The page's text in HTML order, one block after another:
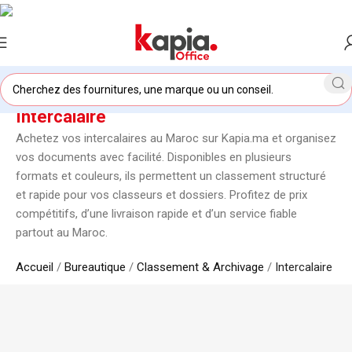
Intercalaire
Achetez vos intercalaires au Maroc sur Kapia.ma et organisez
vos documents avec facilité. Disponibles en plusieurs
formats et couleurs, ils permettent un classement structuré
et rapide pour vos classeurs et dossiers. Profitez de prix
compétitifs, d’une livraison rapide et d’un service fiable
partout au Maroc.
Accueil / Bureautique / Classement & Archivage / Intercalaire